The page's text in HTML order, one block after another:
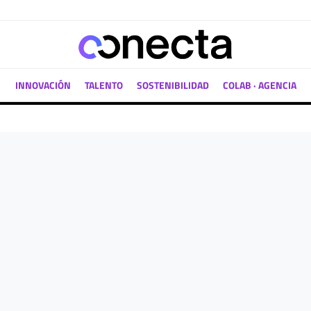
INNOVACIÓN TALENTO SOSTENIBILIDAD COLAB · AGENCIA